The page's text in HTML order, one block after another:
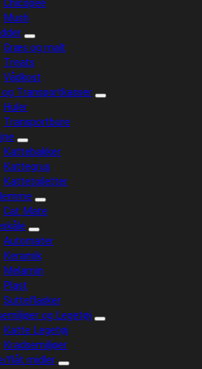
Mush
Græs og malt
Treats
Vådkost
og Transportkasser
Huler
Transportbure
Kattebakker
Kattegrus
Kattetoiletter
Cat Mate
Automater
Keramik
Melamin
Plast
Sutteflasker
og Legetøj
Katte Legetøj
Kradsemiljøer
flåt midler